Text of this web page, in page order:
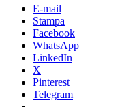
E-mail
Stampa
Facebook
WhatsApp
LinkedIn
X
Pinterest
Telegram